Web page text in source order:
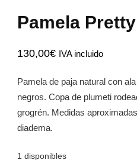
Pamela
130,00€ IVA incluido
Pamela de paja natural con
negros. Copa de plumeti
grogrén. Medidas
diadema.
1 disponibles